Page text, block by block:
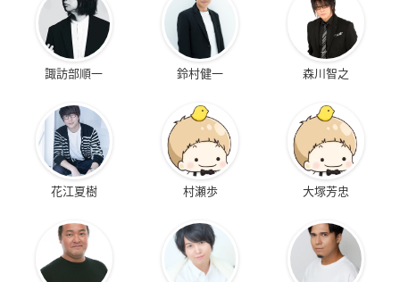
諏訪部順一 鈴村健一 森川智之
花江夏樹 村瀬歩 大塚芳忠